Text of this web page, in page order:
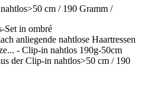
cm / 190 Gramm /
Set in ombré
anliegende nahtlose Haartressen
- Clip-in nahtlos 190g-50cm
der Clip-in nahtlos>50 cm / 190